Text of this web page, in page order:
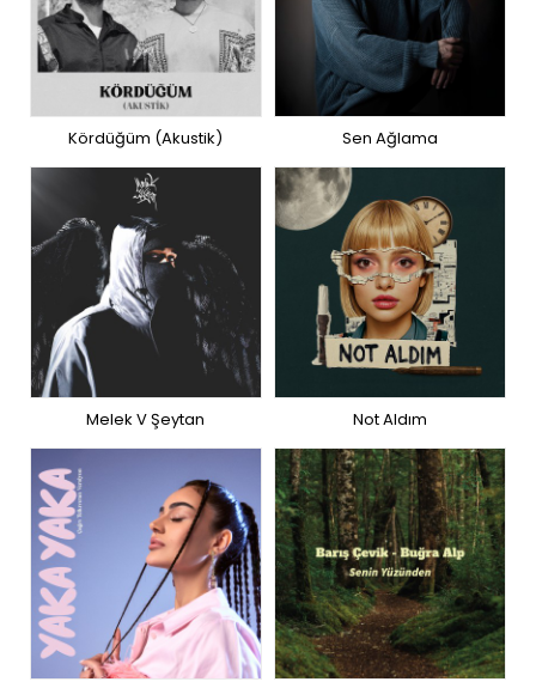
Kördüğüm (Akustik) Sen Ağlama
Melek V Şeytan Not Aldım